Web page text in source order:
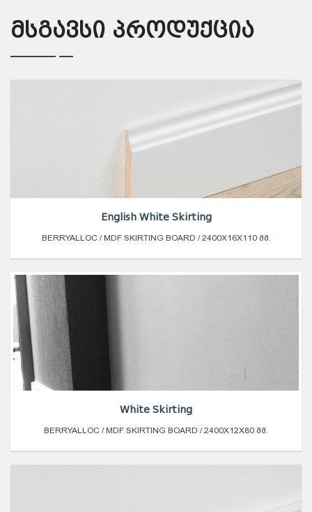
მსგავსი პროდუქცია
English White Skirting
BERRYALLOC / MDF SKIRTING BOARD / 2400X16X110 ᲛᲛ.
White Skirting
BERRYALLOC / MDF SKIRTING BOARD / 2400X12X80 ᲛᲛ.